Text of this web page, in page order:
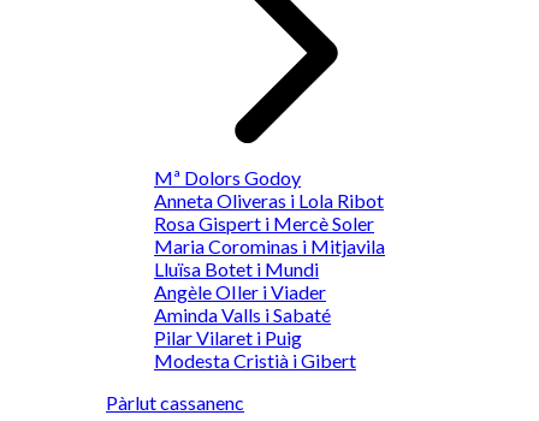
Mª Dolors Godoy
Anneta Oliveras i Lola Ribot
Rosa Gispert i Mercè Soler
Maria Corominas i Mitjavila
Lluïsa Botet i Mundi
Angèle OIler i Viader
Aminda Valls i Sabaté
Pilar Vilaret i Puig
Modesta Cristià i Gibert
Pàrlut cassanenc